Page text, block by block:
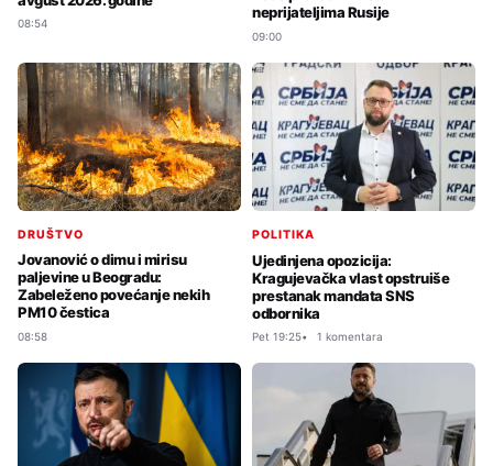
08:54
neprijateljima Rusije
09:00
DRUŠTVO
Jovanović o dimu i mirisu
paljevine u Beogradu:
Zabeleženo povećanje nekih
PM10 čestica
08:58
POLITIKA
Ujedinjena opozicija:
Kragujevačka vlast opstruiše
prestanak mandata SNS
odbornika
Pet 19:25 1 komentara